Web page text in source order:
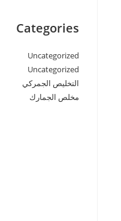
Categories
Uncategorized
Uncategorized
التخليص الجمركي
مخلص الجمارك